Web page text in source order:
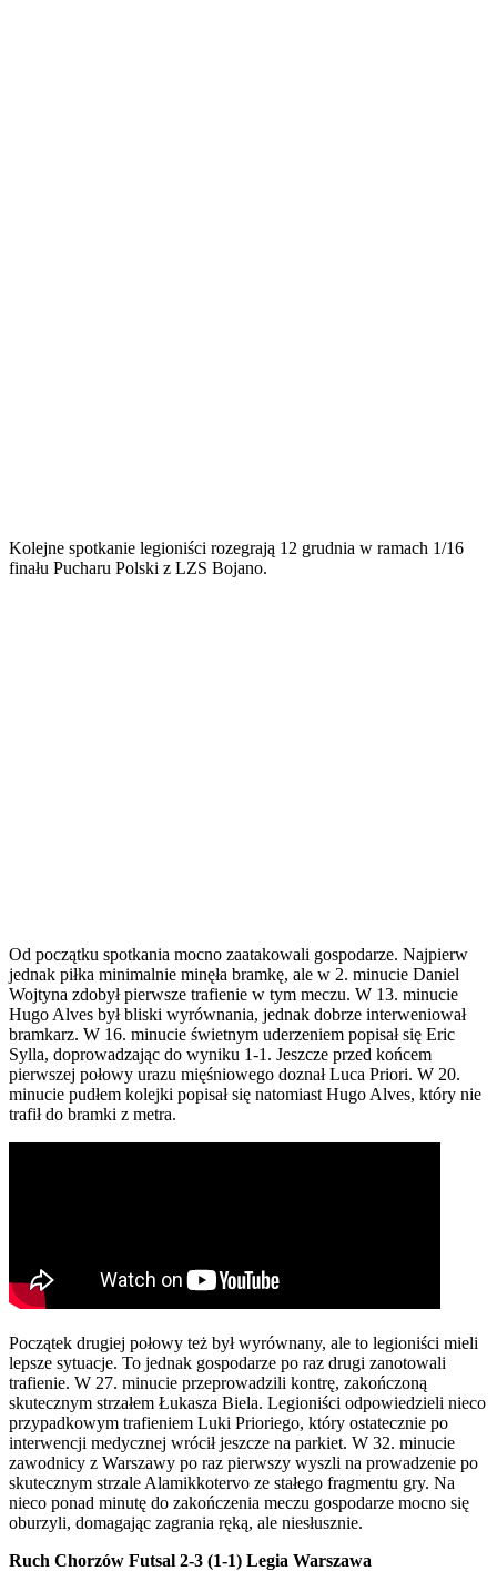
Kolejne spotkanie legioniści rozegrają 12 grudnia w ramach 1/16
finału Pucharu Polski z LZS Bojano.
Od początku spotkania mocno zaatakowali gospodarze. Najpierw
jednak piłka minimalnie minęła bramkę, ale w 2. minucie Daniel
Wojtyna zdobył pierwsze trafienie w tym meczu. W 13. minucie
Hugo Alves był bliski wyrównania, jednak dobrze interweniował
bramkarz. W 16. minucie świetnym uderzeniem popisał się Eric
Sylla, doprowadzając do wyniku 1-1. Jeszcze przed końcem
pierwszej połowy urazu mięśniowego doznał Luca Priori. W 20.
minucie pudłem kolejki popisał się natomiast Hugo Alves, który nie
trafił do bramki z metra.
Początek drugiej połowy też był wyrównany, ale to legioniści mieli
lepsze sytuacje. To jednak gospodarze po raz drugi zanotowali
trafienie. W 27. minucie przeprowadzili kontrę, zakończoną
skutecznym strzałem Łukasza Biela. Legioniści odpowiedzieli nieco
przypadkowym trafieniem Luki Prioriego, który ostatecznie po
interwencji medycznej wrócił jeszcze na parkiet. W 32. minucie
zawodnicy z Warszawy po raz pierwszy wyszli na prowadzenie po
skutecznym strzale Alamikkotervo ze stałego fragmentu gry. Na
nieco ponad minutę do zakończenia meczu gospodarze mocno się
oburzyli, domagając zagrania ręką, ale niesłusznie.
Ruch Chorzów Futsal 2-3 (1-1) Legia Warszawa